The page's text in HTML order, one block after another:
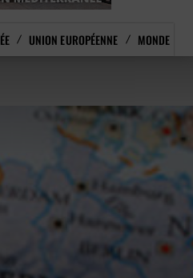
UNION EUROPÉENNE MONDE